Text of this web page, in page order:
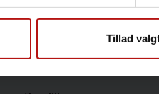
Tillad
Sundhedsfaglige